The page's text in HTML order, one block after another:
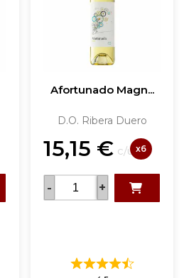
Afortunado Magn...
D.O. Ribera Duero
15,15 € c/u x6
- +